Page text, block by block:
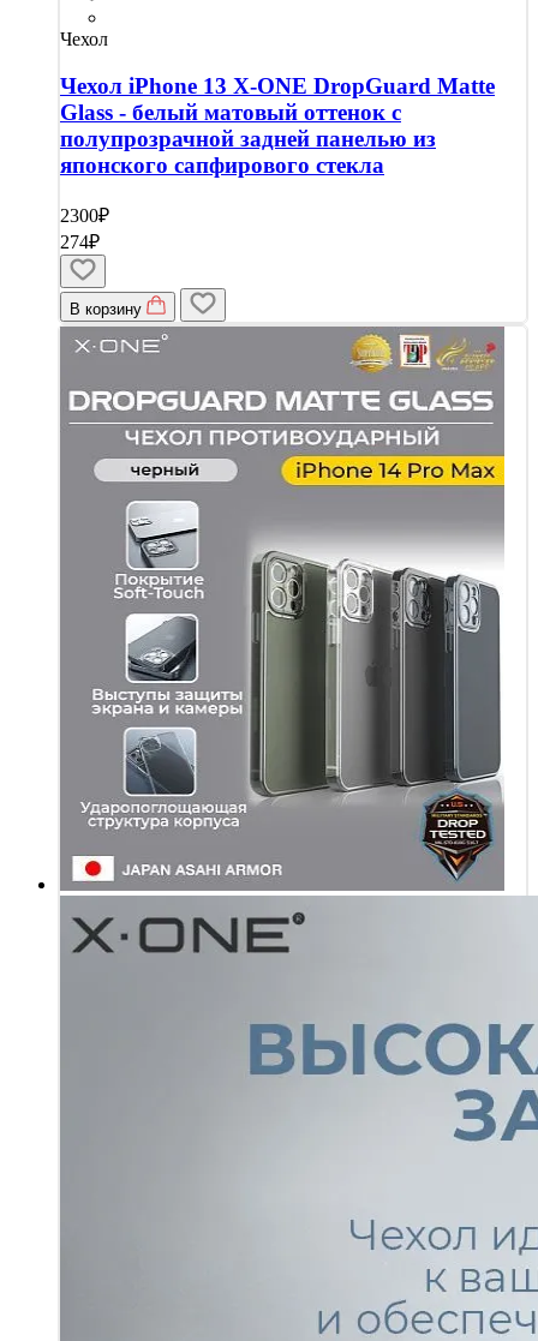
Чехол
Чехол iPhone 13 X-ONE DropGuard Matte
Glass - белый матовый оттенок с
полупрозрачной задней панелью из
японского сапфирового стекла
2300₽
274₽
В корзину